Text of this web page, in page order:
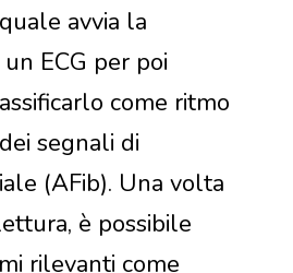
avvia la
ECG per poi
come ritmo
segnali di
(AFib). Una volta
è possibile
rilevanti come